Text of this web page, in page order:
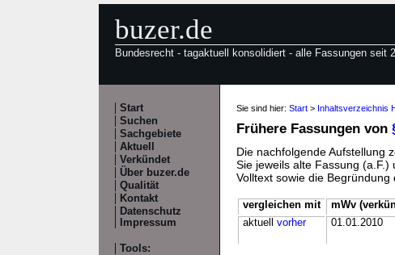
buzer.de
Bundesrecht - tagaktuell konsolidiert - alle Fassungen seit
Start
Suchen
Sachgebiete
Aktuell
Verkündet
Über buzer.de
Qualität
Kontakt
Datenschutz
Impressum
Tools:
Sie sind hier: Start > Inhaltsverzeichnis
Frühere Fassungen von
Die nachfolgende Aufstellung
Sie jeweils alte Fassung
Volltext sowie die Begründung
vergleichen mit mWv
aktuell vorher 01.01.2010